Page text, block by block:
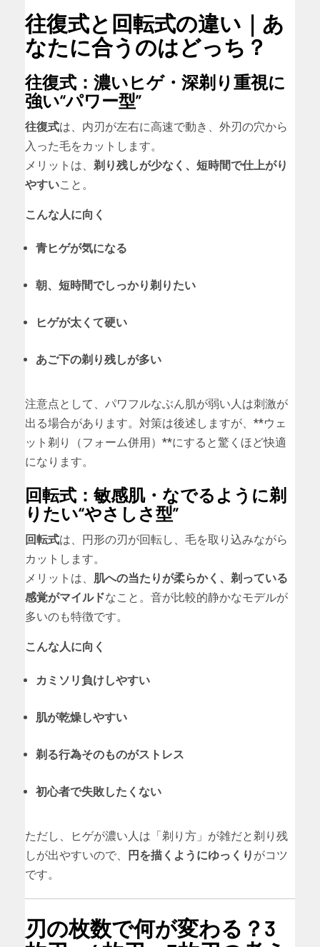
往復式と回転式の違い｜あ
なたに合うのはどっち？
往復式：濃いヒゲ・深剃り重視に
強い“パワー型”
往復式は、内刃が左右に高速で動き、外刃の穴から
入った毛をカットします。
メリットは、 剃り残しが少なく、短時間で仕上がり
やすいこと。
こんな人に向く
青ヒゲが気になる
朝、短時間でしっかり剃りたい
ヒゲが太くて硬い
あご下の剃り残しが多い
注意点として、パワフルなぶん肌が弱い人は刺激が
出る場合があります。対策は後述しますが、**ウェ
ット剃り（フォーム併用）**にすると驚くほど快適
になります。
回転式：敏感肌・なでるように剃
りたい“やさしさ型”
回転式は、円形の刃が回転し、毛を取り込みながら
カットします。
メリットは、 肌への当たりが柔らかく、剃っている
感覚がマイルドなこと。音が比較的静かなモデルが
多いのも特徴です。
こんな人に向く
カミソリ負けしやすい
肌が乾燥しやすい
剃る行為そのものがストレス
初心者で失敗したくない
ただし、ヒゲが濃い人は「剃り方」が雑だと剃り残
しが出やすいので、
円を描くようにゆっくり がコツ
です。
刃の枚数で何が変わる？3